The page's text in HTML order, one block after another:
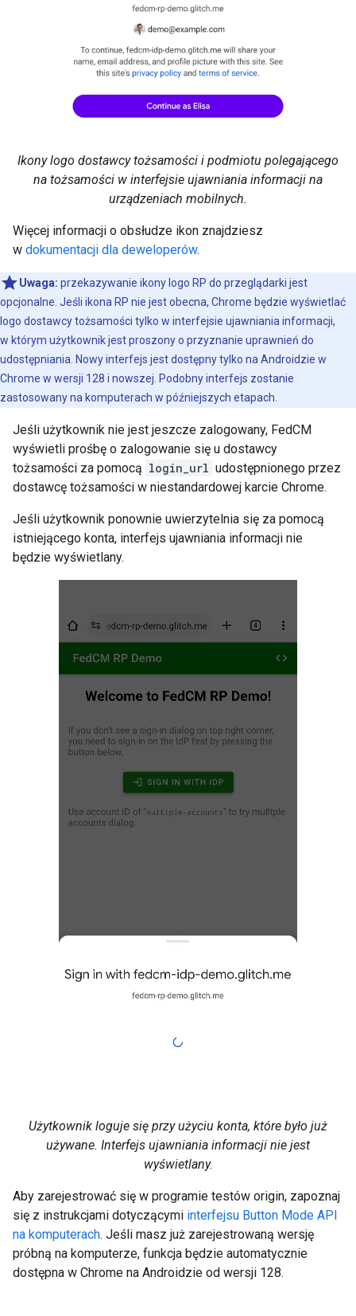
Ikony logo dostawcy tożsamości i podmiotu polegającego
na tożsamości w interfejsie ujawniania informacji na
urządzeniach mobilnych.
Więcej informacji o obsłudze ikon znajdziesz
w dokumentacji dla deweloperów.
Uwaga: przekazywanie ikony logo RP do przeglądarki jest
opcjonalne. Jeśli ikona RP nie jest obecna, Chrome będzie wyświetlać
logo dostawcy tożsamości tylko w interfejsie ujawniania informacji,
w którym użytkownik jest proszony o przyznanie uprawnień do
udostępniania. Nowy interfejs jest dostępny tylko na Androidzie w
Chrome w wersji 128 i nowszej. Podobny interfejs zostanie
zastosowany na komputerach w późniejszych etapach.
Jeśli użytkownik nie jest jeszcze zalogowany, FedCM
wyświetli prośbę o zalogowanie się u dostawcy
tożsamości za pomocą login_url udostępnionego przez
dostawcę tożsamości w niestandardowej karcie Chrome.
Jeśli użytkownik ponownie uwierzytelnia się za pomocą
istniejącego konta, interfejs ujawniania informacji nie
będzie wyświetlany.
Użytkownik loguje się przy użyciu konta, które było już
używane. Interfejs ujawniania informacji nie jest
wyświetlany.
Aby zarejestrować się w programie testów origin, zapoznaj
się z instrukcjami dotyczącymi interfejsu Button Mode API
na komputerach. Jeśli masz już zarejestrowaną wersję
próbną na komputerze, funkcja będzie automatycznie
dostępna w Chrome na Androidzie od wersji 128.